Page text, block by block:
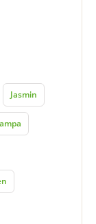
Sternen
ist zurzeit nicht
Jasmin